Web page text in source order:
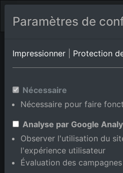
Album de lieux Brühl en Bade-
Paramètres de
Impressionner Protection
Nécessaire
Nécessaire pour faire
Analyse par Google
Observer l'utilisation du
l'expérience utilisateur
Évaluation des